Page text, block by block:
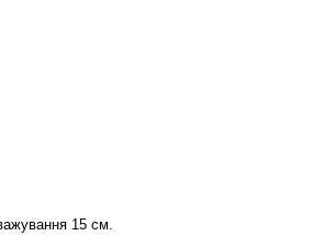
15 см.